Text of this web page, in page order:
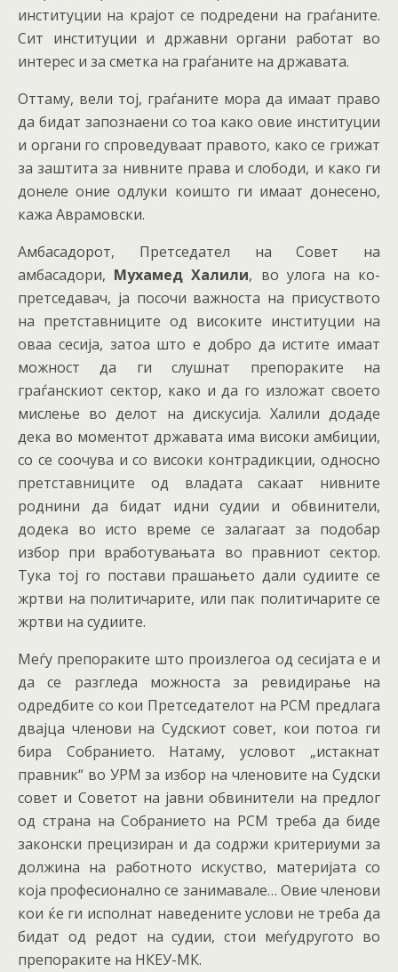
институции на крајот се подредени на граѓаните.
Сит институции и државни органи работат во
интерес и за сметка на граѓаните на државата.
Оттаму, вели тој, граѓаните мора да имаат право
да бидат запознаени со тоа како овие институции
и органи го спроведуваат правото, како се грижат
за заштита за нивните права и слободи, и како ги
донеле оние одлуки коишто ги имаат донесено,
кажа Аврамовски.
Амбасадорот, Претседател на Совет на
амбасадори, Мухамед Халили, во улога на ко-
претседавач, ја посочи важноста на присуството
на претставниците од високите институции на
оваа сесија, затоа што е добро да истите имаат
можност да ги слушнат препораките на
граѓанскиот сектор, како и да го изложат своето
мислење во делот на дискусија. Халили додаде
дека во моментот државата има високи амбиции,
со се соочува и со високи контрадикции, односно
претставниците од владата сакаат нивните
роднини да бидат идни судии и обвинители,
додека во исто време се залагаат за подобар
избор при вработувањата во правниот сектор.
Тука тој го постави прашањето дали судиите се
жртви на политичарите, или пак политичарите се
жртви на судиите.
Меѓу препораките што произлегоа од сесијата е и
да се разгледа можноста за ревидирање на
одредбите со кои Претседателот на РСМ предлага
двајца членови на Судскиот совет, кои потоа ги
бира Собранието. Натаму, условот „истакнат
правник“ во УРМ за избор на членовите на Судски
совет и Советот на јавни обвинители на предлог
од страна на Собранието на РСМ треба да биде
законски прецизиран и да содржи критериуми за
должина на работното искуство, материјата со
која професионално се занимавале… Овие членови
кои ќе ги исполнат наведените услови не треба да
бидат од редот на судии, стои меѓудругото во
препораките на НКЕУ-МК.